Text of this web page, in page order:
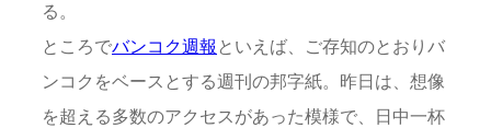
る。
ところでバンコク週報 といえば、ご存知のとおりバ
ンコクをベースとする週刊の邦字紙。昨日は、想像
を超える多数のアクセスがあった模様で、日中一杯